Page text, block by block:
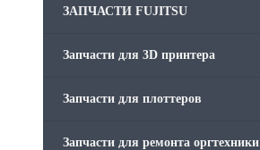
ЗАПЧАСТИ FUJITSU
Запчасти для 3D принтера
Запчасти для плоттеров
Запчасти для ремонта оргтехники